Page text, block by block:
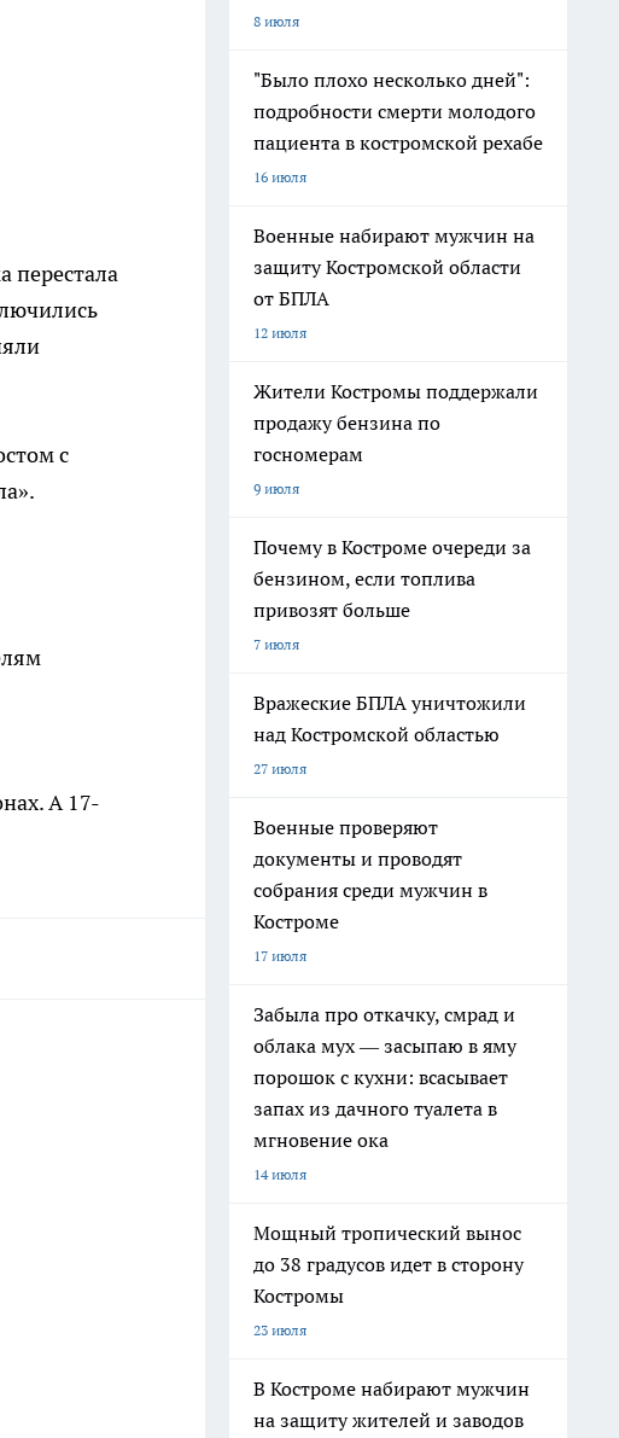
перестала
с
А 17-
8 июля
"Было плохо несколько дней":
подробности смерти молодого
пациента в костромской рехабе
16 июля
Военные набирают мужчин на
защиту Костромской области
от БПЛА
12 июля
Жители Костромы поддержали
продажу бензина по
госномерам
9 июля
Почему в Костроме очереди за
бензином, если топлива
привозят больше
7 июля
Вражеские БПЛА уничтожили
над Костромской областью
27 июля
Военные проверяют
документы и проводят
собрания среди мужчин в
Костроме
17 июля
Забыла про откачку, смрад и
облака мух — засыпаю в яму
порошок с кухни: всасывает
запах из дачного туалета в
мгновение ока
14 июля
Мощный тропический вынос
до 38 градусов идет в сторону
Костромы
23 июля
В Костроме набирают мужчин
на защиту жителей и заводов